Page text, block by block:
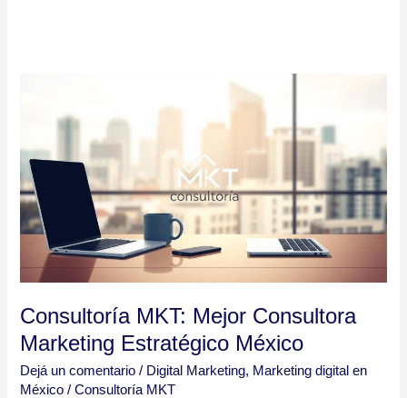
Consultoría MKT: Mejor Consultora
Marketing Estratégico México
Dejá un comentario / Digital Marketing, Marketing digital en
México /Consultoría MKT
Consultora
Marketing
Estratégico
México